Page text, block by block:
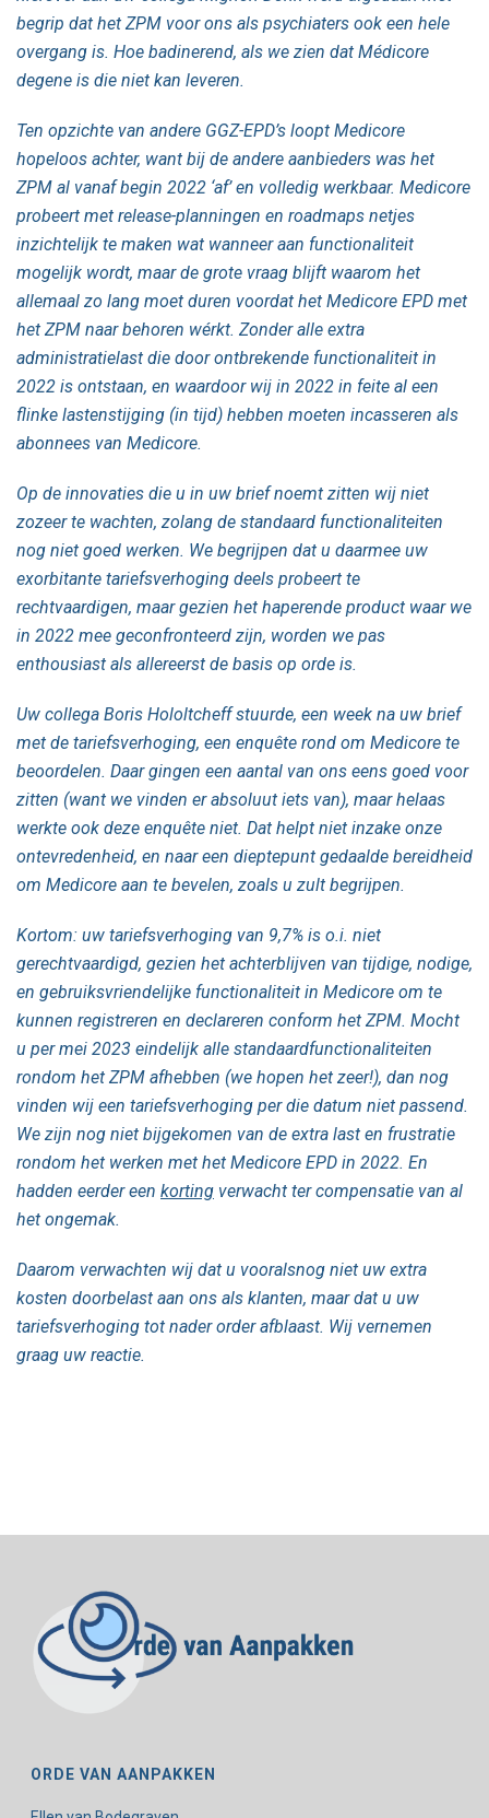
begrip dat het ZPM voor ons als psychiaters ook een hele
overgang is. Hoe badinerend, als we zien dat Médicore
degene is die niet kan leveren.
Ten opzichte van andere GGZ-EPD’s loopt Medicore
hopeloos achter, want bij de andere aanbieders was het
ZPM al vanaf begin 2022 ‘af’ en volledig werkbaar. Medicore
probeert met release-planningen en roadmaps netjes
inzichtelijk te maken wat wanneer aan functionaliteit
mogelijk wordt, maar de grote vraag blijft waarom het
allemaal zo lang moet duren voordat het Medicore EPD met
het ZPM naar behoren wérkt. Zonder alle extra
administratielast die door ontbrekende functionaliteit in
2022 is ontstaan, en waardoor wij in 2022 in feite al een
flinke lastenstijging (in tijd) hebben moeten incasseren als
abonnees van Medicore.
Op de innovaties die u in uw brief noemt zitten wij niet
zozeer te wachten, zolang de standaard functionaliteiten
nog niet goed werken. We begrijpen dat u daarmee uw
exorbitante tariefsverhoging deels probeert te
rechtvaardigen, maar gezien het haperende product waar we
in 2022 mee geconfronteerd zijn, worden we pas
enthousiast als allereerst de basis op orde is.
Uw collega Boris Hololtcheff stuurde, een week na uw brief
met de tariefsverhoging, een enquête rond om Medicore te
beoordelen. Daar gingen een aantal van ons eens goed voor
zitten (want we vinden er absoluut iets van), maar helaas
werkte ook deze enquête niet. Dat helpt niet inzake onze
ontevredenheid, en naar een dieptepunt gedaalde bereidheid
om Medicore aan te bevelen, zoals u zult begrijpen.
Kortom: uw tariefsverhoging van 9,7% is o.i. niet
gerechtvaardigd, gezien het achterblijven van tijdige, nodige,
en gebruiksvriendelijke functionaliteit in Medicore om te
kunnen registreren en declareren conform het ZPM. Mocht
u per mei 2023 eindelijk alle standaardfunctionaliteiten
rondom het ZPM afhebben (we hopen het zeer!), dan nog
vinden wij een tariefsverhoging per die datum niet passend.
We zijn nog niet bijgekomen van de extra last en frustratie
rondom het werken met het Medicore EPD in 2022. En
hadden eerder een korting verwacht ter compensatie van al
het ongemak.
Daarom verwachten wij dat u vooralsnog niet uw extra
kosten doorbelast aan ons als klanten, maar dat u uw
tariefsverhoging tot nader order afblaast. Wij vernemen
graag uw reactie.
ORDE VAN AANPAKKEN